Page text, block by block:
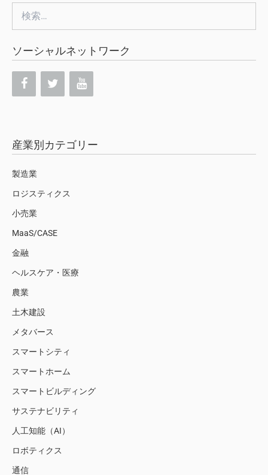
索:
ソーシャルネットワーク
産業別カテゴリー
製造業
ロジスティクス
小売業
MaaS/CASE
金融
ヘルスケア・医療
農業
土木建設
メタバース
スマートシティ
スマートホーム
スマートビルディング
サステナビリティ
人工知能（AI）
ロボティクス
通信